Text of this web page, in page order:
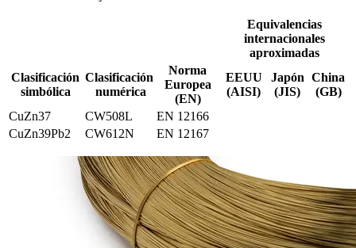
Equivalencias
internacionales
aproximadas
Clasificación
simbólica
Clasificación
numérica
Norma
Europea
(EN)
EEUU
(AISI)
Japón
(JIS)
China
(GB)
CuZn37
CW508L
EN 12166
CuZn39Pb2
CW612N EN 12167